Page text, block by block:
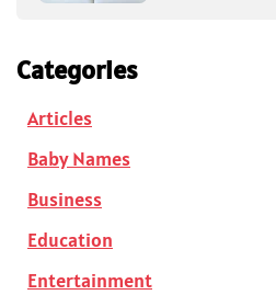
Categories
Articles
Baby Names
Business
Education
Entertainment